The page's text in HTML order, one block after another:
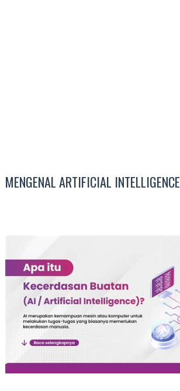
MENGENAL ARTIFICIAL INTELLIGENCE